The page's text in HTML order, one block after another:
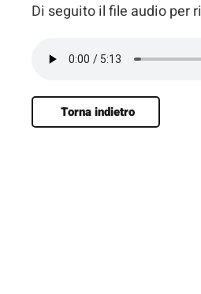
Di seguito il file audio per
Torna indietro